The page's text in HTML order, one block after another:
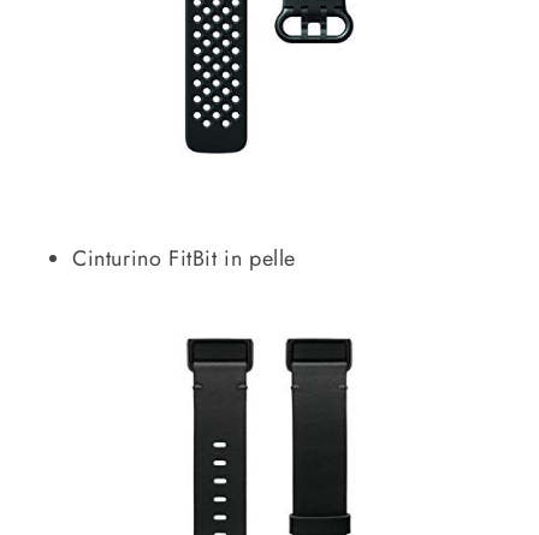
Cinturino FitBit in pelle